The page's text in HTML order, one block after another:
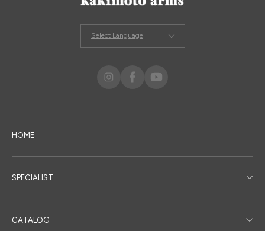
Select Language
HOME
SPECIALIST
CATALOG